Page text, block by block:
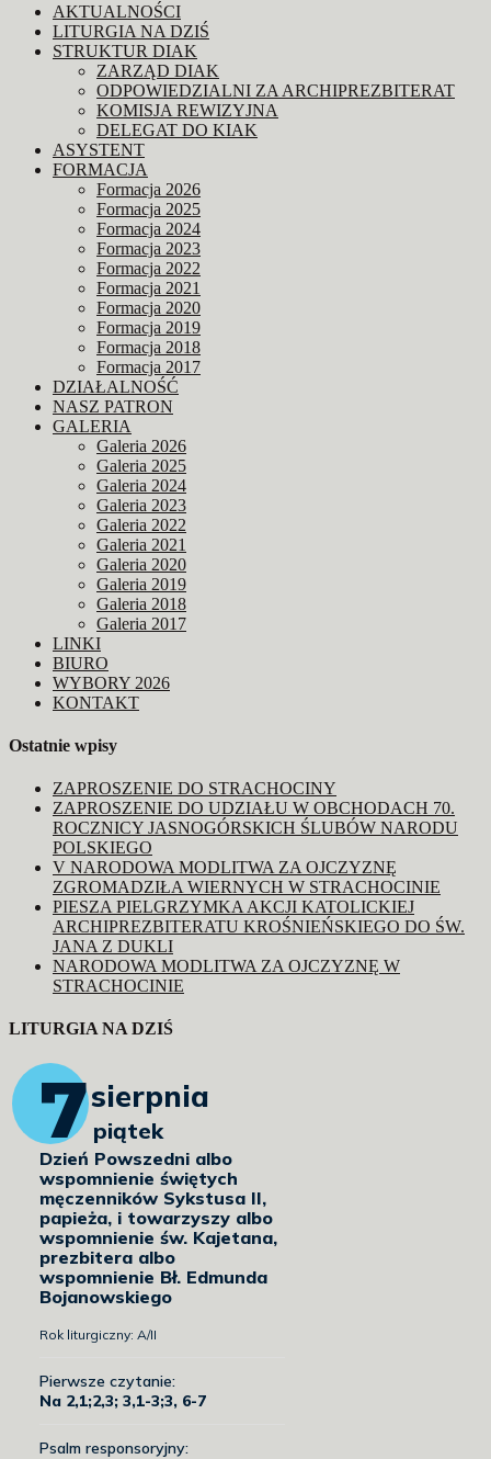
AKTUALNOŚCI
LITURGIA NA DZIŚ
STRUKTUR DIAK
ZARZĄD DIAK
ODPOWIEDZIALNI ZA ARCHIPREZBITERAT
KOMISJA REWIZYJNA
DELEGAT DO KIAK
ASYSTENT
FORMACJA
Formacja 2026
Formacja 2025
Formacja 2024
Formacja 2023
Formacja 2022
Formacja 2021
Formacja 2020
Formacja 2019
Formacja 2018
Formacja 2017
DZIAŁALNOŚĆ
NASZ PATRON
GALERIA
Galeria 2026
Galeria 2025
Galeria 2024
Galeria 2023
Galeria 2022
Galeria 2021
Galeria 2020
Galeria 2019
Galeria 2018
Galeria 2017
LINKI
BIURO
WYBORY 2026
KONTAKT
Ostatnie wpisy
ZAPROSZENIE DO STRACHOCINY
ZAPROSZENIE DO UDZIAŁU W OBCHODACH 70.
ROCZNICY JASNOGÓRSKICH ŚLUBÓW NARODU
POLSKIEGO
V NARODOWA MODLITWA ZA OJCZYZNĘ
ZGROMADZIŁA WIERNYCH W STRACHOCINIE
PIESZA PIELGRZYMKA AKCJI KATOLICKIEJ
ARCHIPREZBITERATU KROŚNIEŃSKIEGO DO ŚW.
JANA Z DUKLI
NARODOWA MODLITWA ZA OJCZYZNĘ W
STRACHOCINIE
LITURGIA NA DZIŚ